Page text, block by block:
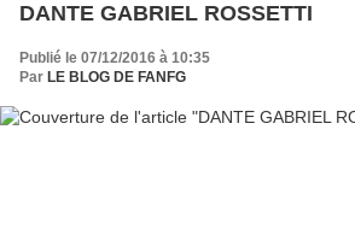
DANTE GABRIEL ROSSETTI
Publié le 07/12/2016 à 10:35
Par LE BLOG DE FANFG